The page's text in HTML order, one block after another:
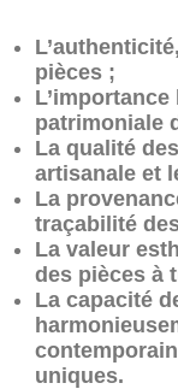
pièces ;
patrimoniale
La qualité
artisanale et
La
traçabilité
La valeur
des pièces à
La capacité
uniques.